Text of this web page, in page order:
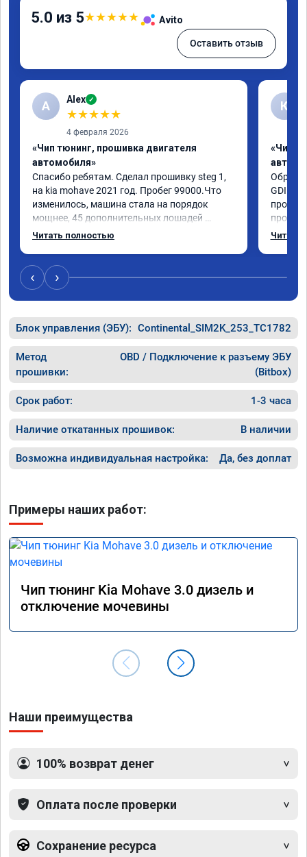
5.0 из 5★★★★★ Avito
Оставить отзыв
A Alex ✓
★★★★★
4 февраля 2026
«Чип тюнинг, прошивка двигателя
автомобиля»
Спасибо ребятам. Сделал прошивку steg 1,
на kia mohave 2021 год. Пробег 99000.Что
изменилось, машина стала на порядок
мощнее, 45 дополнительных лошадей
существенно чувствуется и соответственно
катаюсь, держит 12-12.5. Коробка
перестала подпинывать при наборе
скорости. Педаль газа более отзывчевее. В
Читать полностью
К
«Чип
GDI.
похоже
способ
общем
Читать
‹ ›
Блок управления (ЭБУ): Continental_SIM2K_253_TC1782
Метод
прошивки:
OBD / Подключение к разъему ЭБУ
(Bitbox)
Срок работ: 1-3 часа
Наличие откатанных прошивок: В наличии
Возможна индивидуальная настройка: Да, без доплат
Примеры наших работ:
Чип тюнинг Kia Mohave 3.0 дизель и
отключение мочевины
Наши преимущества
100% возврат денег
Оплата после проверки
Сохранение ресурса